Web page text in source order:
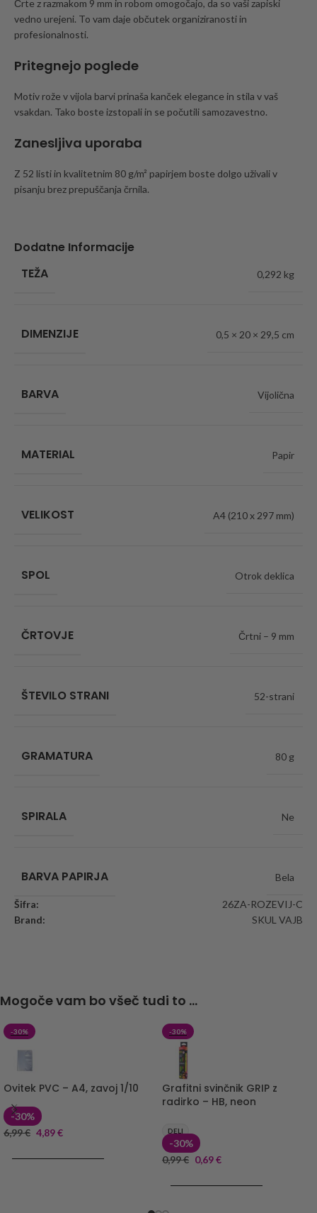
Črte z razmakom 9 mm in robom omogočajo, da so vaši zapiski
vedno urejeni. To vam daje občutek organiziranosti in
profesionalnosti.
Pritegnejo poglede
Motiv rože v vijola barvi prinaša kanček elegance in stila v vaš
vsakdan. Tako boste izstopali in se počutili samozavestno.
Zanesljiva uporaba
Z 52 listi in kvalitetnim 80 g/m² papirjem boste dolgo uživali v
pisanju brez prepuščanja črnila.
Dodatne Informacije
TEŽA
0,292 kg
DIMENZIJE 0,5 × 20 × 29,5 cm
BARVA Vijolična
MATERIAL Papir
VELIKOST A4 (210 x 297 mm)
SPOL Otrok deklica
ČRTOVJE Črtni – 9 mm
ŠTEVILO STRANI 52-strani
GRAMATURA 80 g
SPIRALA Ne
BARVA PAPIRJA Bela
Šifra:
26ZA-ROZEVIJ-C
Brand:
SKUL VAJB
Mogoče vam bo všeč tudi to ...
-30%
Ovitek PVC – A4, zavoj 1/10
-30%
6,99€ 4,89€
-30%
Grafitni svinčnik GRIP z
radirko – HB, neon
DELI
-30%
0,99€ 0,69€